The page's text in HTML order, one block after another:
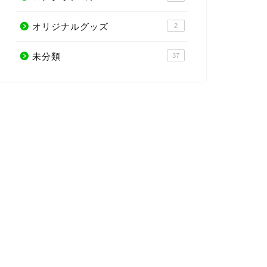
オリジナルグッズ 2
未分類 37